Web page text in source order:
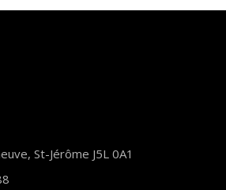
St-Jérôme J5L 0A1